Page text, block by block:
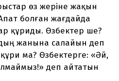
өз жеріне жақын
болған жағдайда
құриды. Өзбектер ше?
жанына салайын деп
ма? Өзбектерге: «Әй,
деп айтатын